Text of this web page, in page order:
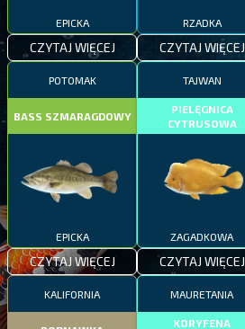
EPICKA
CZYTAJ WIĘCEJ
RZADKA
CZYTAJ WIĘCEJ
POTOMAK
BASS SZMARAGDOWY
EPICKA
CZYTAJ WIĘCEJ
TAJWAN
PIELĘGNICA
CYTRUSOWA
ZAGADKOWA
CZYTAJ WIĘCEJ
KALIFORNIA MAURETANIA
KORYFENA